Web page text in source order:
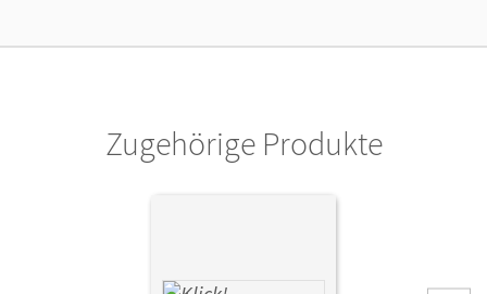
Unterrichtsmanagers solange das Lehrwerk erhältlich ist.
Zugehörige Produkte